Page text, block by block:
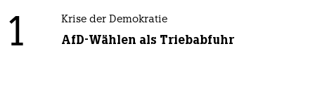
1 Krise der Demokratie
AfD-Wählen als Triebabfuhr